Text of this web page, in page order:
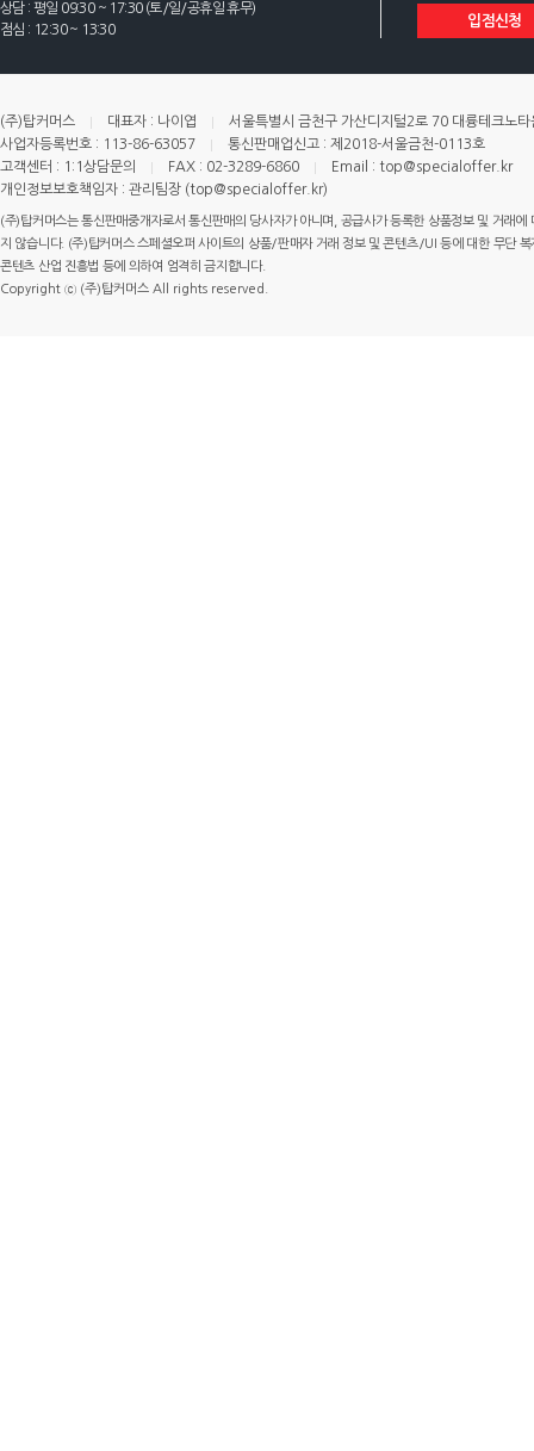
상담 : 평일 09:30 ~ 17:30 (토/일/공휴일 휴무)
점심 : 12:30 ~ 13:30
입점신청
(주)탑커머스 대표자 : 나이엽
서울특별시 금천구 가산디지털2로 70 대륭테크노
사업자등록번호 : 113-86-63057
통신판매업신고 : 제2018-서울금천-0113호
고객센터 : 1:1상담문의
FAX : 02-3289-6860
Email : top@specialoffer.kr
개인정보보호책임자 : 관리팀장 (top@specialoffer.kr)
(주)탑커머스는 통신판매중개자로서 통신판매의 당사자가 아니며, 공급사가 등록한 상품정보 및 거래
지 않습니다. (주)탑커머스 스페셜오퍼 사이트의 상품/판매자 거래 정보 및 콘텐츠/UI 등에 대한 무단
콘텐츠 산업 진흥법 등에 의하여 엄격히 금지합니다.
Copyright ⓒ (주)탑커머스 All rights reserved.